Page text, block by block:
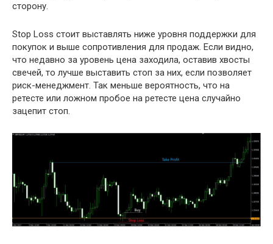
сторону.
Stop Loss стоит выставлять ниже уровня поддержки для
покупок и выше сопротивления для продаж. Если видно,
что недавно за уровень цена заходила, оставив хвосты
свечей, то лучше выставить стоп за них, если позволяет
риск-менеджмент. Так меньше вероятность, что на
ретесте или ложном пробое на ретесте цена случайно
зацепит стоп.